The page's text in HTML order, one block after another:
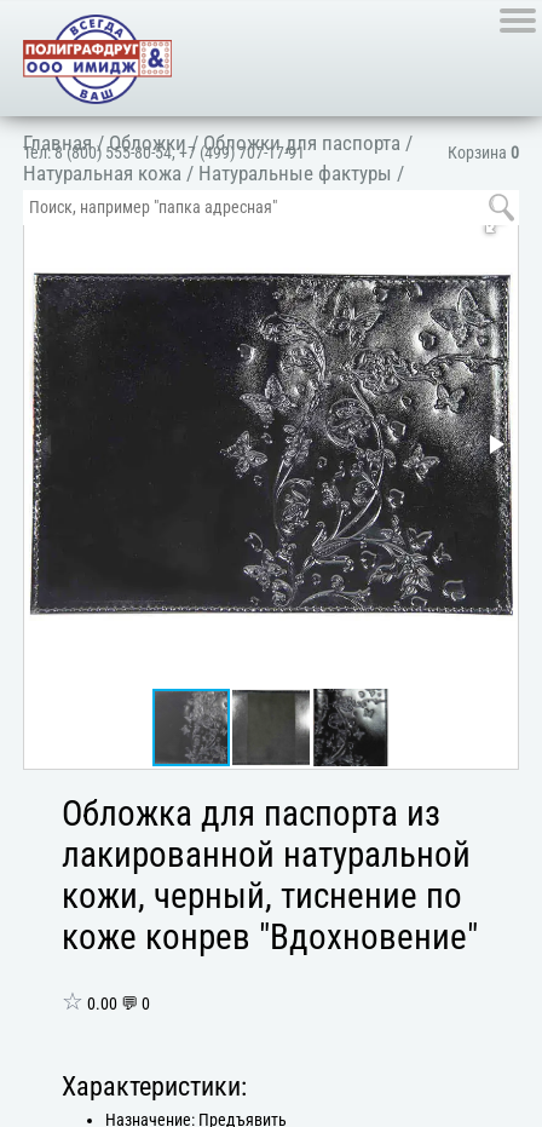
Корзина 0
Тел:8 (800) 555-80-54,+7 (499) 707-17-91
Главная/Обложки/Обложки для паспорта /
Натуральная кожа / Натуральные фактуры /
Обложка для паспорта из
лакированной натуральной
кожи, черный, тиснение по
коже конрев "Вдохновение"
☆ 0.00 💬 0
Характеристики:
Назначение: Предъявить